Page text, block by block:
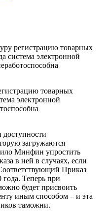
регистрацию товарных
система электронной
товарных
электронной
загружаются
Минфин упростить
в ней в случаях, если
Приказ
года. Теперь при
будет присвоить
иным способом – и эта
таможни.